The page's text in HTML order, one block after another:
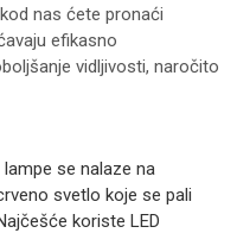
nas ćete pronaći
efikasno
vidljivosti, naročito
lampe se nalaze na
svetlo koje se pali
koriste LED